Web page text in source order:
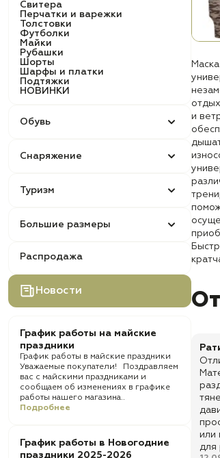
Свитера
Перчатки и варежки
Толстовки
Футболки
Майки
Рубашки
Шорты
Шарфы и платки
Подтяжки
НОВИНКИ
Обувь
Снаряжение
Туризм
Большие размеры
Распродажа
Новости
График работы на майские
праздники
График работы в майские праздники
Уважаемые покупатели! Поздравляем
вас с майскими праздниками и
сообщаем об изменениях в графике
работы нашего магазина..
Подробнее
График работы в Новогодние
праздники 2025-2026
и
или
для